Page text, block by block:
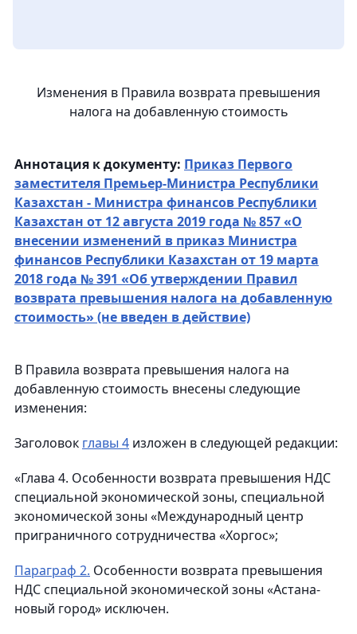
Изменения в Правила возврата превышения
налога на добавленную стоимость
Аннотация к документу: Приказ Первого
заместителя Премьер-Министра Республики
Казахстан - Министра финансов Республики
Казахстан от 12 августа 2019 года № 857 «О
внесении изменений в приказ Министра
финансов Республики Казахстан от 19 марта
2018 года № 391 «Об утверждении Правил
возврата превышения налога на добавленную
стоимость» (не введен в действие)
В Правила возврата превышения налога на
добавленную стоимость внесены следующие
изменения:
Заголовок главы 4 изложен в следующей редакции:
«Глава 4. Особенности возврата превышения НДС
специальной экономической зоны, специальной
экономической зоны «Международный центр
приграничного сотрудничества «Хоргос»;
Параграф 2. Особенности возврата превышения
НДС специальной экономической зоны «Астана-
новый город» исключен.